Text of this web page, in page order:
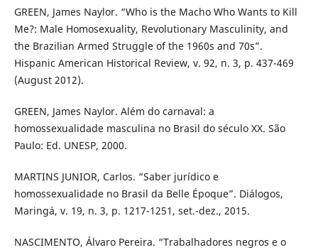
GREEN, James Naylor. “Who is the Macho Who Wants to Kill
Me?: Male Homosexuality, Revolutionary Masculinity, and
the Brazilian Armed Struggle of the 1960s and 70s”.
Hispanic American Historical Review, v. 92, n. 3, p. 437-469
(August 2012).
GREEN, James Naylor. Além do carnaval: a
homossexualidade masculina no Brasil do século XX. São
Paulo: Ed. UNESP, 2000.
MARTINS JUNIOR, Carlos. “Saber jurídico e
homossexualidade no Brasil da Belle Époque”. Diálogos,
Maringá, v. 19, n. 3, p. 1217-1251, set.-dez., 2015.
NASCIMENTO, Álvaro Pereira. “Trabalhadores negros e o